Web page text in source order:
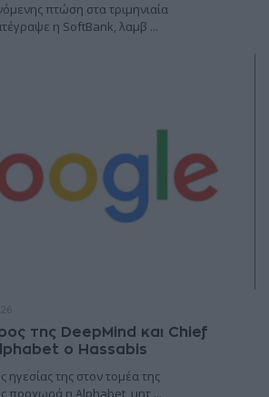
πτώση στα τριμηνιαία
η SoftBank, λαμβ ...
της DeepMind και Chief
o Hassabis
της στον τομέα της
προχωρά η Alphabet, μητ ...